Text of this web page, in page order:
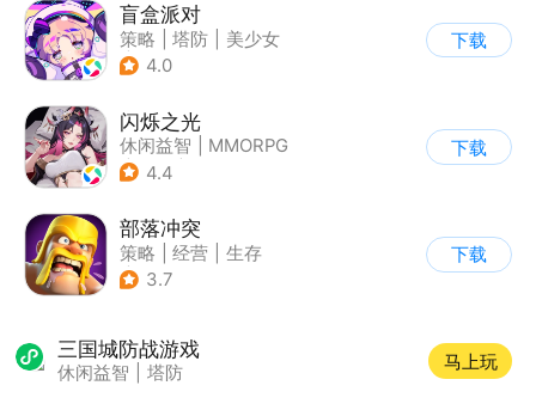
盲盒派对
策略 塔防
美少女
| 卡通
4.0
下载
闪烁之光
休闲益智
MMORPG
| 仙侠
4.4
下载
部落冲突
策略 经营
生存
| 部落冲突
3.7
下载
三国城防战游戏
休闲益智 塔防
马上玩